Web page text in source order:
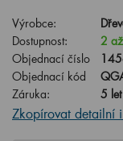
Výrobce:
Dostupnost:
2
Objednací číslo
Objednací kód
Záruka:
5 let
Zkopírovat detailní